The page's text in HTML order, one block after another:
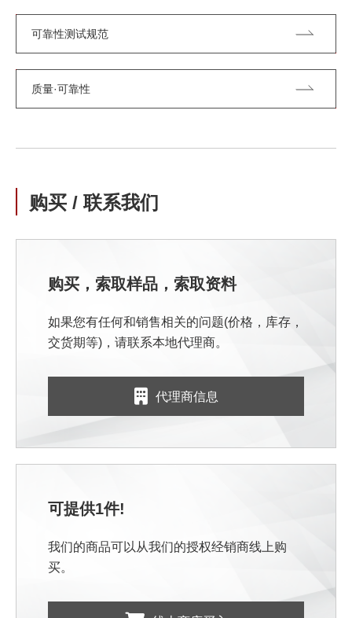
可靠性测试规范
质量·可靠性
购买 / 联系我们
购买，索取样品，索取资料
如果您有任何和销售相关的问题(价格，库存，
交货期等)，请联系本地代理商。
代理商信息
可提供1件!
我们的商品可以从我们的授权经销商线上购
买。